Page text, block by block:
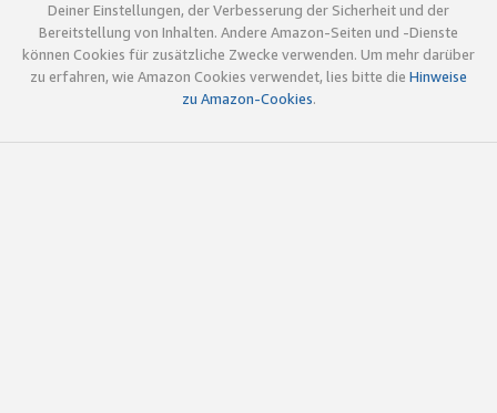
Deiner Einstellungen, der Verbesserung der Sicherheit und der
Bereitstellung von Inhalten. Andere Amazon-Seiten und -Dienste
können Cookies für zusätzliche Zwecke verwenden. Um mehr darüber
zu erfahren, wie Amazon Cookies verwendet, lies bitte die Hinweise
zu Amazon-Cookies.